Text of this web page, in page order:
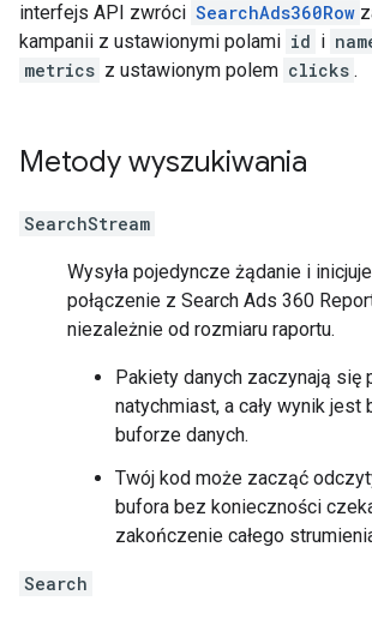
interfejs API zwróci SearchAds360Row
kampanii z ustawionymi polami id i
metrics z ustawionym polem clicks .
Metody wyszukiwania
SearchStream
Wysyła pojedyncze żądanie i
połączenie z Search Ads 360
niezależnie od rozmiaru raportu.
Pakiety danych zaczynają się
natychmiast, a cały wynik jest
buforze danych.
Twój kod może zacząć
bufora bez konieczności
zakończenie całego
Search